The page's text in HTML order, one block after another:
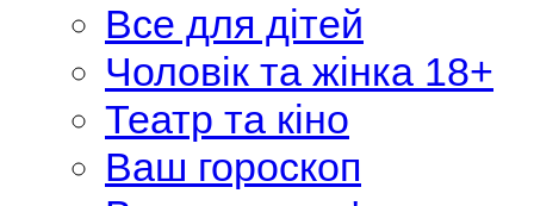
Все для дітей
Чоловік та жінка 18+
Театр та кіно
Ваш гороскоп